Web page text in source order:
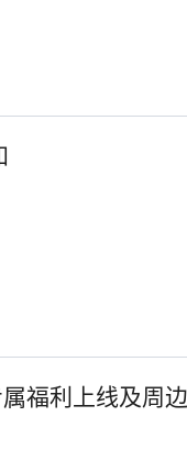
福利上线及周